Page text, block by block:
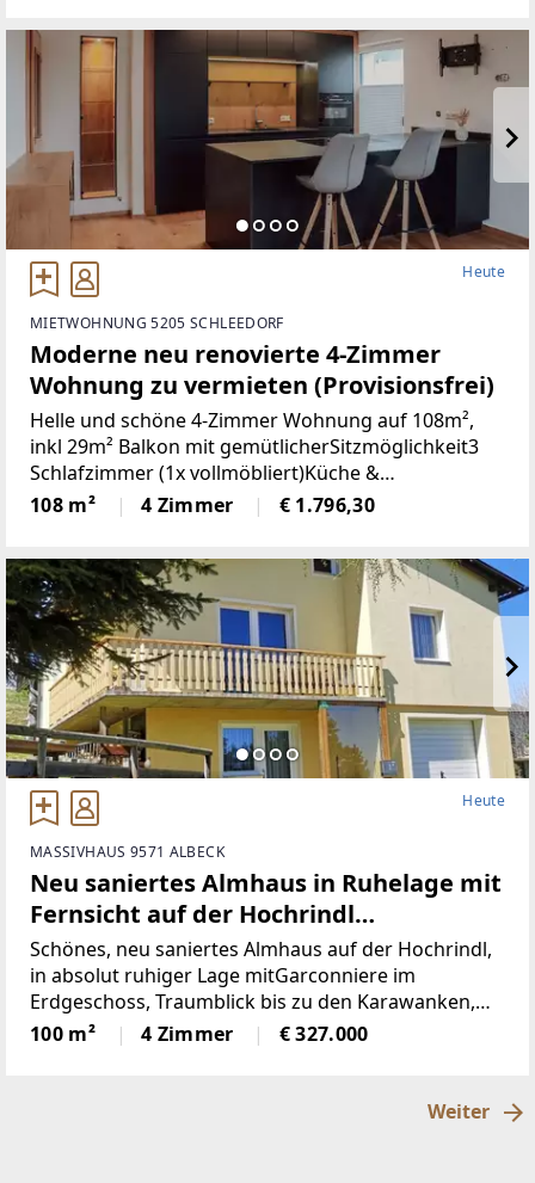
Heute
MIETWOHNUNG 5205 SCHLEEDORF
Moderne neu renovierte 4-Zimmer
Wohnung zu vermieten (Provisionsfrei)
Helle und schöne 4-Zimmer Wohnung auf 108m²,
inkl 29m² Balkon mit gemütlicherSitzmöglichkeit3
Schlafzimmer (1x vollmöbliert)Küche &
Wohnbereich (Küche mit Steinplatte und
hochwertigen Geräten)Badezimmer (neu)WC (neu)2
108 m² 4 Zimmer € 1.796,30
Heute
MASSIVHAUS 9571 ALBECK
Neu saniertes Almhaus in Ruhelage mit
Fernsicht auf der Hochrindl
(Provisionsfrei)
Schönes, neu saniertes Almhaus auf der Hochrindl,
in absolut ruhiger Lage mitGarconniere im
Erdgeschoss, Traumblick bis zu den Karawanken,
Sonnenlage, hierscheint den ganzen Tag die Sonne,
über der Nebelgrenze, in 1600m Seehöhegelegen,
100 m² 4 Zimmer € 327.000
Weiter